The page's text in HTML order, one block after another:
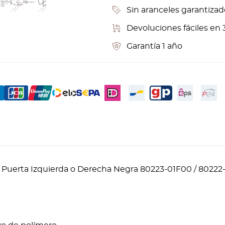
Sin aranceles
Devoluciones fáciles en
Garantía 1 año
Izquierda o Derecha Negra 80223-01F00 /